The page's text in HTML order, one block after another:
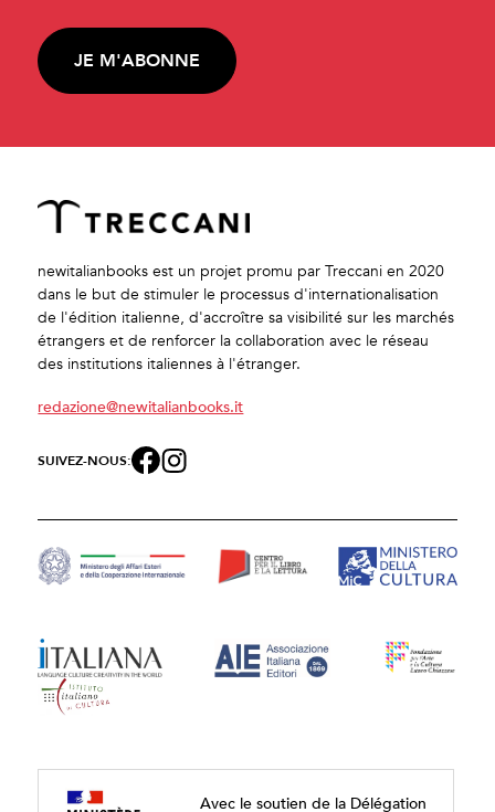
JE M'ABONNE
newitalianbooks est un projet promu par Treccani en 2020
dans le but de stimuler le processus d'internationalisation
de l'édition italienne, d'accroître sa visibilité sur les marchés
étrangers et de renforcer la collaboration avec le réseau
des institutions italiennes à l'étranger.
redazione@newitalianbooks.it
SUIVEZ-NOUS:
Avec le soutien de la Délégation